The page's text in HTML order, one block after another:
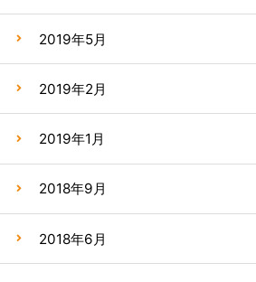
2019年5月
2019年2月
2019年1月
2018年9月
2018年6月